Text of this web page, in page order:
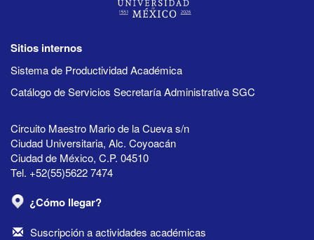
Sitios internos
Sistema de Productividad Académica
Catálogo de Servicios Secretaría Administrativa SGC
Circuito Maestro Mario de la Cueva s/n
Ciudad Universitaria, Alc. Coyoacán
Ciudad de México, C.P. 04510
Tel. +52(55)5622 7474
¿Cómo llegar?
Suscripción a actividades académicas